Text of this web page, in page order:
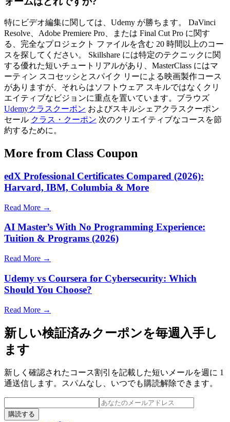
特にビデオ編集に関しては、Udemy が勝ちます。 DaVinci
Resolve、Adobe Premiere Pro、または Final Cut Pro に関す
る、完全なプロジェクト ファイルを含む 20 時間以上のコー
スを探してください。 Skillshare には特定のテクニックに関
する優れた短いチュートリアルがあり、MasterClass にはマ
ーティン スコセッシとスパイク リーによる映画製作コース
がありますが、それらはソフトウェア スキルではなくクリ
エイティブなビジョンに重点を置いています。ブラウズ
Udemyクラスクーポン およびスキルシェアクラスクーポン
セール クラス・クーポン 次のクリエイティブなコースを節
約するために。
More from Class Coupon
edX Professional Certificates Compared (2026):
Harvard, IBM, Columbia & More
Read More →
AI Master’s With No Programming Experience:
Tuition & Programs (2026)
Read More →
Udemy vs Coursera for Cybersecurity: Which
Should You Choose?
Read More →
新しい検証済みクーポンを毎週入手し
ます
新しく確認されたコース割引を記載した短いメールを週に 1
通送信します。スパムなし、いつでも購読解除できます。
購読する